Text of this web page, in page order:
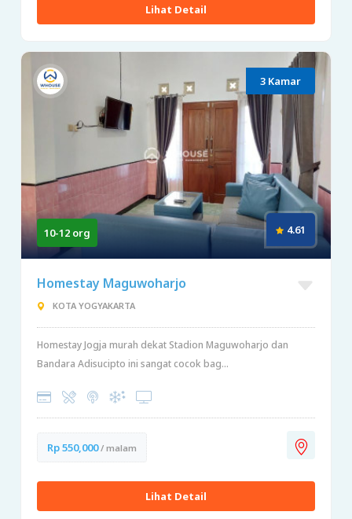
Lihat Detail
3 Kamar
10-12 org 4.61
Homestay Maguwoharjo
KOTA YOGYAKARTA
Homestay Jogja murah dekat Stadion Maguwoharjo dan
Bandara Adisucipto ini sangat cocok bag...
Rp 550,000/ malam
Lihat Detail